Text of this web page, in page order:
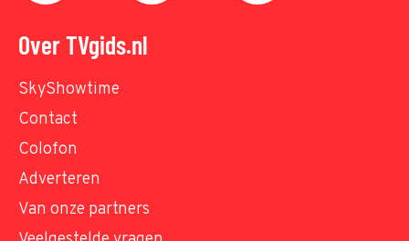
Over TVgids.nl
SkyShowtime
Contact
Colofon
Adverteren
Van onze partners